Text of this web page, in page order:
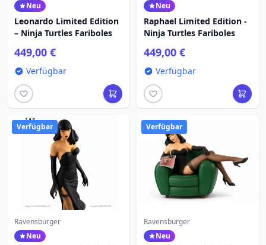
Neu
Leonardo Limited Edition
– Ninja Turtles Fariboles
449,00 €
Verfügbar
Neu
Raphael Limited Edition -
Ninja Turtles Fariboles
449,00 €
Verfügbar
Verfügbar
Ravensburger
Neu
Verfügbar
Ravensburger
Neu